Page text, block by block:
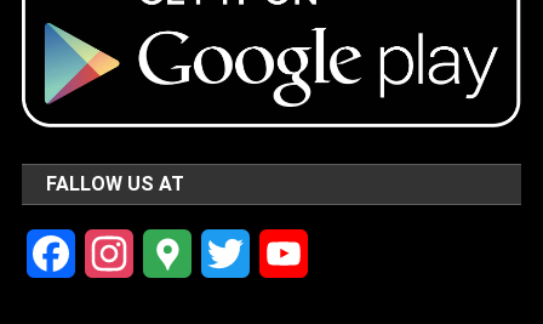
FALLOW US AT
FacebookInstagramGoogle Twitter